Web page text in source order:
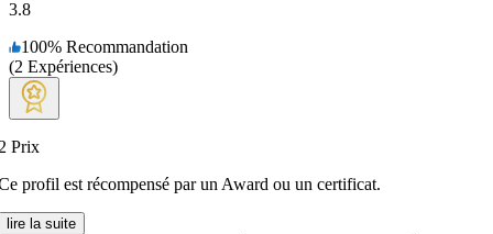
3.8
100% Recommandation
(2 Expériences)
Prix
profil est récompensé par un Award ou un certificat.
lire la suite